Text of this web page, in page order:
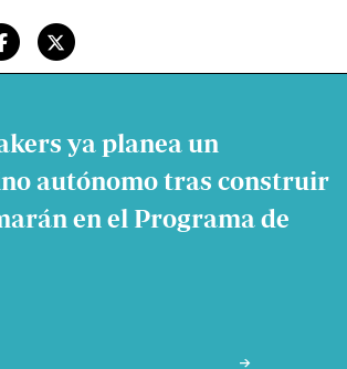
ya planea un
autónomo tras construir
en el Programa de